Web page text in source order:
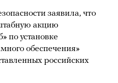
заявила, что
акцию
по установке
обеспечения»
российских